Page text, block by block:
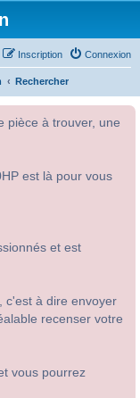
Connexion
Inscription
Rechercher
pièce à trouver, une
est là pour vous
et est
c'est à dire envoyer
recenser votre
vous pourrez